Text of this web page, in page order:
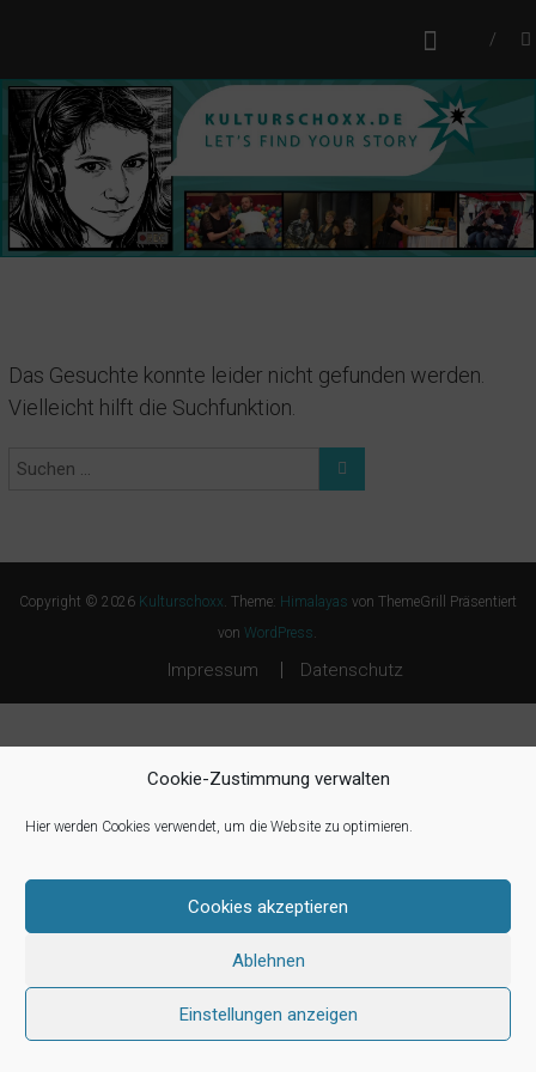
Cookie-Zustimmung verwalten
Hier werden Cookies verwendet, um die Website zu optimieren.
Cookies akzeptieren
Ablehnen
Einstellungen anzeigen
Das Gesuchte konnte leider nicht gefunden werden.
Vielleicht hilft die Suchfunktion.
Copyright © 2026 Kulturschoxx. Theme: Himalayas von ThemeGrill Präsentiert
vonWordPress.
Impressum Datenschutz